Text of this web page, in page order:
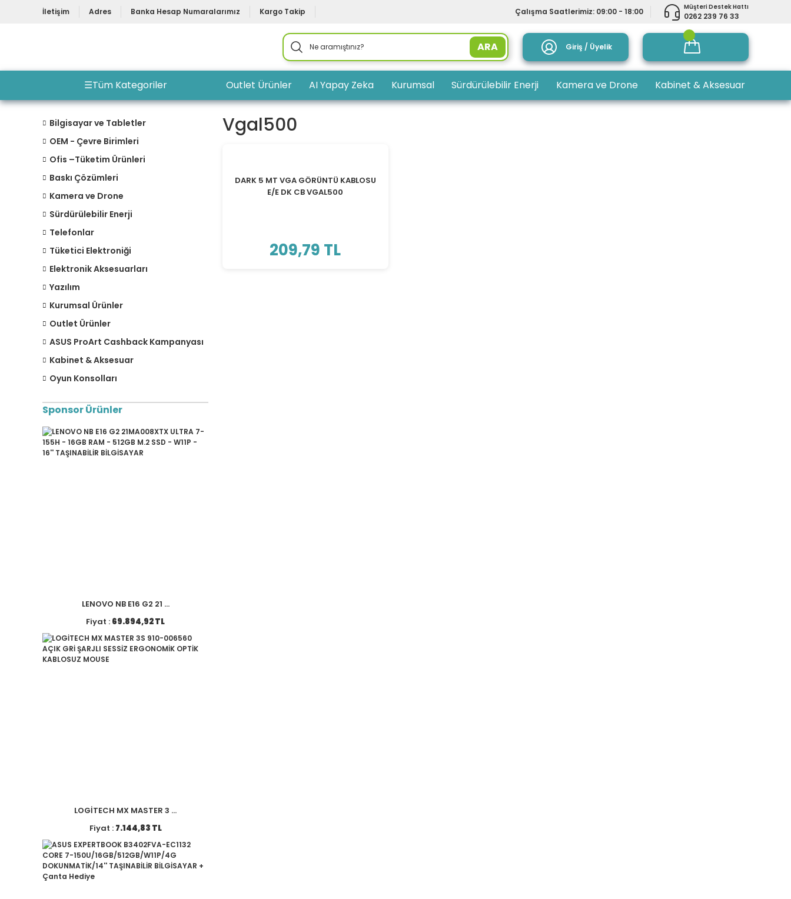
İletişim Adres Banka Hesap Numaralarımız Kargo Takip Çalışma Saatlerimiz: 09:00 - 18:00 Müşteri Destek Hattı
0262 239 76 33
ARA Giriş / Üyelik
☰Tüm Kategoriler Outlet Ürünler AI Yapay Zeka Kurumsal Sürdürülebilir Enerji Kamera ve Drone Kabinet & Aksesuar
Bilgisayar ve Tabletler
OEM - Çevre Birimleri
Ofis –Tüketim Ürünleri
Baskı Çözümleri
Kamera ve Drone
Sürdürülebilir Enerji
Telefonlar
Tüketici Elektroniği
Elektronik Aksesuarları
Yazılım
Kurumsal Ürünler
Outlet Ürünler
ASUS ProArt Cashback Kampanyası
Kabinet & Aksesuar
Oyun Konsolları
Sponsor Ürünler
LENOVO NB E16 G2 21 ...
Fiyat : 69.894,92 TL
LOGİTECH MX MASTER 3 ...
Fiyat : 7.144,83 TL
Vgal500
DARK 5 MT VGA GÖRÜNTÜ KABLOSU
E/E DK CB VGAL500
209,79 TL